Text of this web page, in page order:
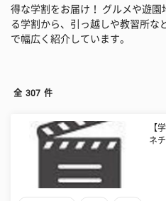
得な学割をお届け！ グルメや遊園
る学割から、引っ越しや教習所な
で幅広く紹介しています。
全 307 件
【
ネ